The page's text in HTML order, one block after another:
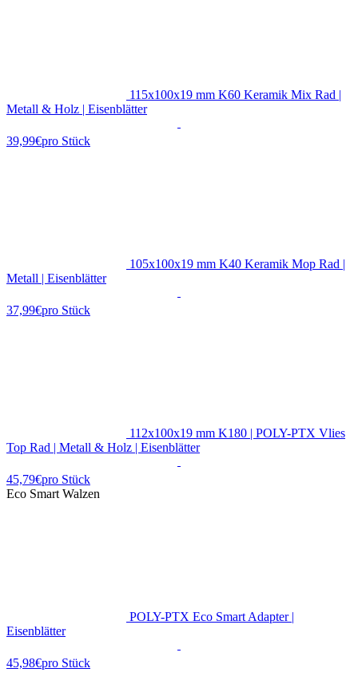
115x100x19 mm K60 Keramik Mix Rad |
Metall & Holz | Eisenblätter
39,99€pro Stück
105x100x19 mm K40 Keramik Mop Rad |
Metall | Eisenblätter
37,99€pro Stück
112x100x19 mm K180 | POLY-PTX Vlies
Top Rad | Metall & Holz | Eisenblätter
45,79€pro Stück
Eco Smart Walzen
POLY-PTX Eco Smart Adapter |
Eisenblätter
45,98€pro Stück